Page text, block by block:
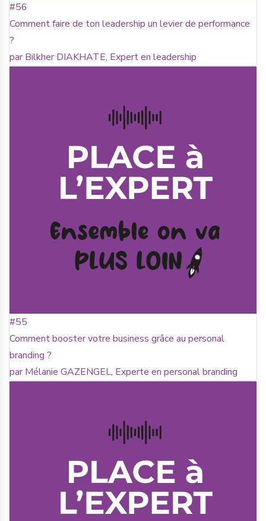
#56
Comment faire de ton leadership un levier de performance
?
par Bilkher DIAKHATE, Expert en leadership
#55
Comment booster votre business grâce au personal
branding ?
par Mélanie GAZENGEL, Experte en personal branding